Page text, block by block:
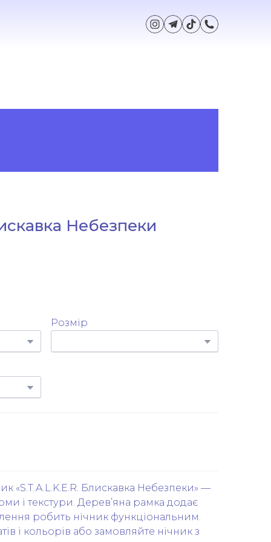
Небезпеки
Розмір
«S.T.A.L.K.E.R. Блискавка Небезпеки» —
і текстури. Дерев’яна рамка додає
робить нічник функціональним.
і кольорів або замовляйте нічник з